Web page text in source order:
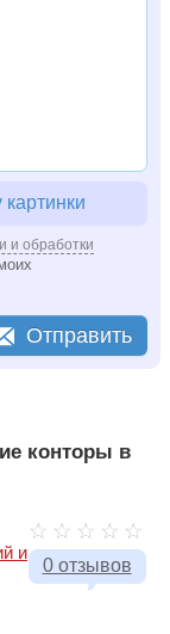
и обработки
Отправить
конторы в
0 отзывов
и